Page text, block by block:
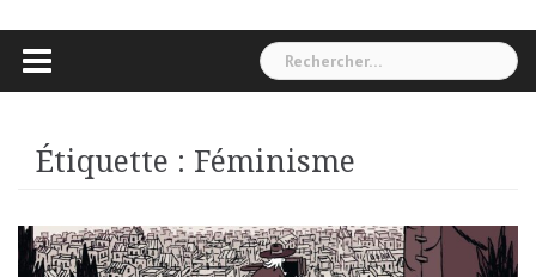
Rechercher :
Étiquette : Féminisme